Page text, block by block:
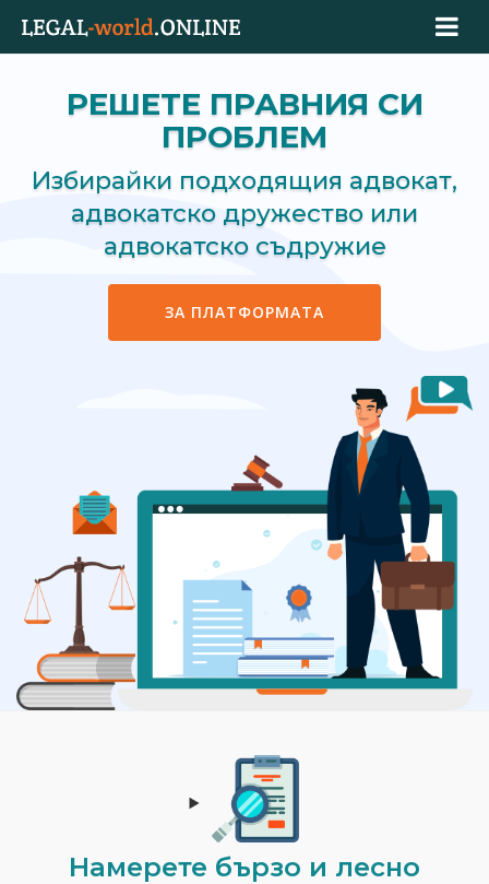
РЕШЕТЕ ПРАВНИЯ СИ
ПРОБЛЕМ
Избирайки подходящия адвокат,
адвокатско дружество или
адвокатско съдружие
ЗА ПЛАТФОРМАТА
Намерете бързо и лесно